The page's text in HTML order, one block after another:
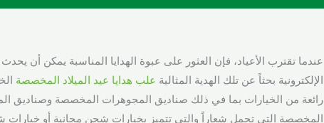
عندما تقترب الأعياد، فإن العثور على عبوة الهدايا المناسبة يمكن أن
الإلكترونية بحثاً عن تلك الهدية المثالية علب هدايا عيد الميلاد المخصصة
رائعة من الخيارات بما في ذلك صناديق المجوهرات المخصصة وصناديق
المخصصة التي تحمل شعاراً والتي تتميز بخيارات شحن مجانية أو خيارات